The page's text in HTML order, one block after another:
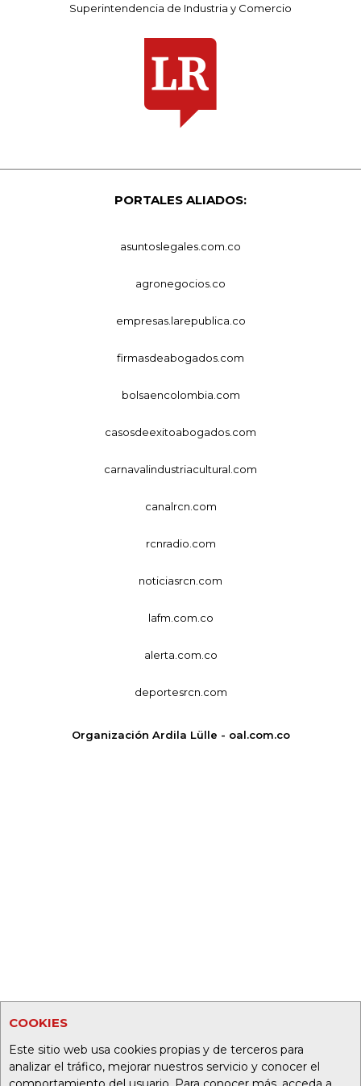
COOKIES
Este sitio web usa cookies propias y de terceros para
analizar el tráfico, mejorar nuestros servicio y conocer el
Superintendencia de Industria y Comercio
PORTALES ALIADOS:
asuntoslegales.com.co
agronegocios.co
empresas.larepublica.co
firmasdeabogados.com
bolsaencolombia.com
casosdeexitoabogados.com
carnavalindustriacultural.com
canalrcn.com
rcnradio.com
noticiasrcn.com
lafm.com.co
alerta.com.co
deportesrcn.com
Organización Ardila Lülle - oal.com.co